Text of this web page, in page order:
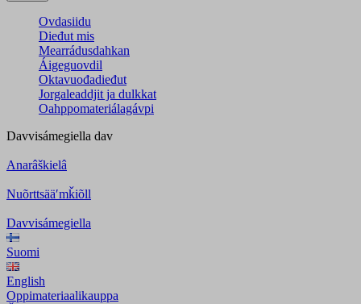
Ovdasiidu
Dieđut mis
Mearrádusdahkan
Áigeguovdil
Oktavuođadieđut
Jorgaleaddjit ja dulkkat
Oahppomateriálagávpi
Davvisámegiella dav
Anarâškielâ
Nuõrttsääʹmǩiõll
Davvisámegiella
Suomi
English
Oppimateriaalikauppa